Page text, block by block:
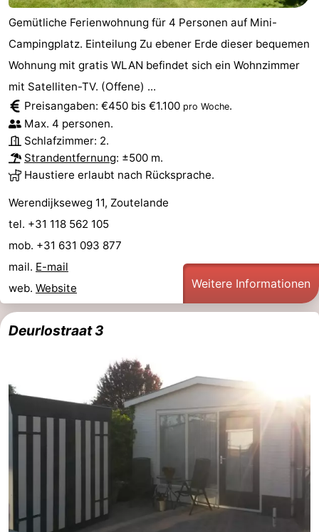
Gemütliche Ferienwohnung für 4 Personen auf Mini-
Campingplatz. Einteilung Zu ebener Erde dieser bequemen
Wohnung mit gratis WLAN befindet sich ein Wohnzimmer
mit Satelliten-TV. (Offene) ...
Preisangaben: €450 bis €1.100 pro Woche.
Max. 4 personen.
Schlafzimmer: 2.
Strandentfernung: ±500 m.
Haustiere erlaubt nach Rücksprache.
Werendijkseweg 11, Zoutelande
tel. +31 118 562 105
mob. +31 631 093 877
mail. E-mail
web. Website Weitere Informationen
Deurlostraat 3